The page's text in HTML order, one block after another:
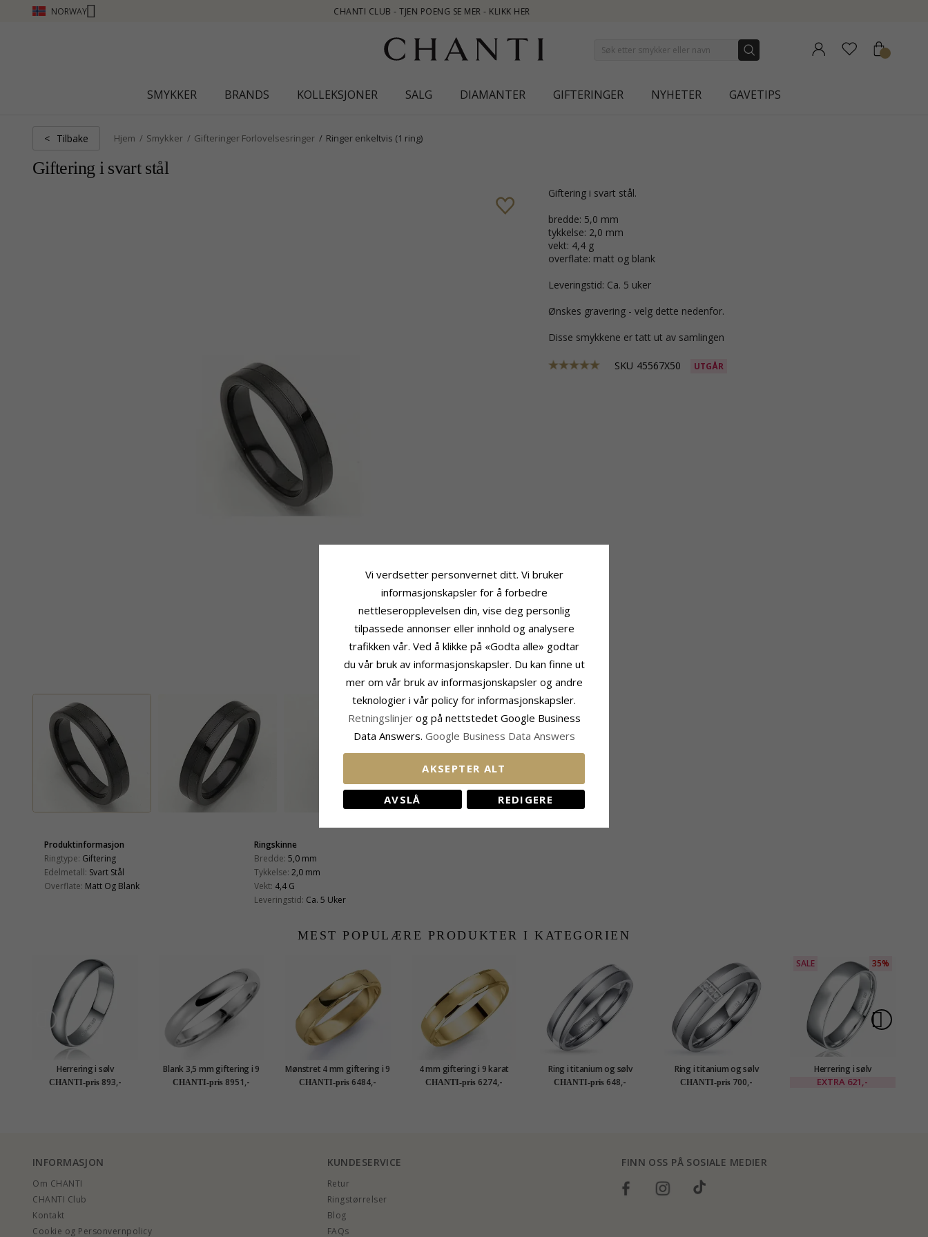
NORWAYCHANTI CLUB - TJEN POENG SE MER - KLIKK HER
SMYKKER BRANDS KOLLEKSJONER SALG DIAMANTER GIFTERINGER NYHETER GAVETIPS
< Tilbake Hjem Smykker Gifteringer Forlovelsesringer Ringer enkeltvis (1 ring)
Giftering i svart stål
giftering i svart stål.
bredde: 5,0 mm
tykkelse: 2,0 mm
vekt: 4,4 g
overflate: matt og blank
Leveringstid: Ca. 5 uker
Ønskes gravering - velg dette nedenfor.
Disse smykkene er tatt ut av samlingen
SKU 45567X50 UTGÅR
Produktinformasjon
Ringtype: Giftering
Edelmetall: Svart Stål
Overflate: Matt Og Blank
Ringskinne
Bredde: 5,0 mm
Tykkelse: 2,0 mm
Vekt: 4,4 G
Leveringstid: Ca. 5 Uker
MEST POPULÆRE PRODUKTER I KATEGORIEN
Herrering i sølv
CHANTI-pris 893,-
Blank 3,5 mm giftering i 9
karat hvitt gull
CHANTI-pris 8951,-
Mønstret 4 mm giftering i 9
karat gull
CHANTI-pris 6484,-
4 mm giftering i 9 karat
gull
CHANTI-pris 6274,-
Ring i titanium og sølv
CHANTI-pris 648,-
Ring i titanium og sølv
CHANTI-pris 700,-
SALE 35%
Herrering i sølv
EXTRA 621,-
INFORMASJON
Om CHANTI
CHANTI Club
Kontakt
Cookie og Personvernpolicy
KUNDESERVICE
Retur
Ringstørrelser
Blog
FAQs
FINN OSS PÅ SOSIALE MEDIER
Vi verdsetter personvernet ditt. Vi bruker
informasjonskapsler for å forbedre
nettleseropplevelsen din, vise deg personlig
tilpassede annonser eller innhold og analysere
trafikken vår. Ved å klikke på «Godta alle» godtar
du vår bruk av informasjonskapsler. Du kan finne ut
mer om vår bruk av informasjonskapsler og andre
teknologier i vår policy for informasjonskapsler.
Retningslinjer og på nettstedet Google Business
Data Answers. Google Business Data Answers
AKSEPTER ALT
AVSLÅ REDIGERE